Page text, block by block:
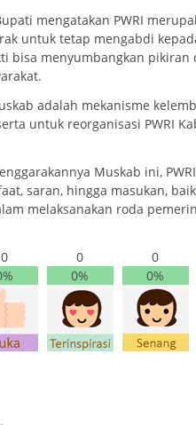
mengatakan PWRI
untuk tetap mengabdi
bisa menyumbangkan
adalah mekanisme
untuk reorganisasi PWRI
Muskab ini,
saran, hingga masukan,
melaksanakan roda
0
0
0%
0
0%